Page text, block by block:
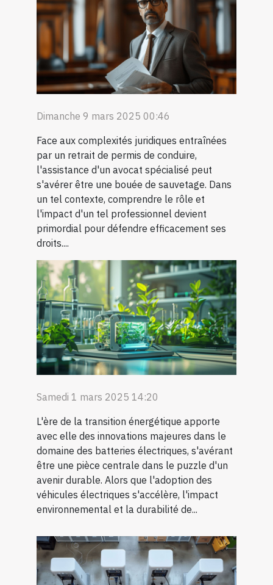
Dimanche 9 mars 2025 00:46
Face aux complexités juridiques entraînées
par un retrait de permis de conduire,
l'assistance d'un avocat spécialisé peut
s'avérer être une bouée de sauvetage. Dans
un tel contexte, comprendre le rôle et
l'impact d'un tel professionnel devient
primordial pour défendre efficacement ses
droits....
Samedi 1 mars 2025 14:20
L'ère de la transition énergétique apporte
avec elle des innovations majeures dans le
domaine des batteries électriques, s'avérant
être une pièce centrale dans le puzzle d'un
avenir durable. Alors que l'adoption des
véhicules électriques s'accélère, l'impact
environnemental et la durabilité de...